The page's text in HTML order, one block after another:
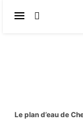
Le plan d’eau de